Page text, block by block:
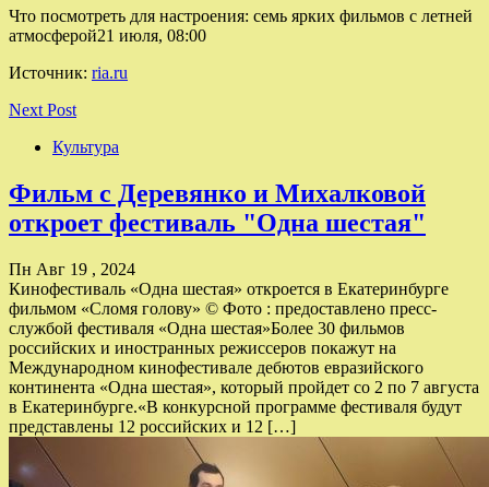
Что посмотреть для настроения: семь ярких фильмов с летней
атмосферой21 июля, 08:00
Источник: ria.ru
Next Post
Культура
Фильм с Деревянко и Михалковой
откроет фестиваль "Одна шестая"
Пн Авг 19 , 2024
Кинофестиваль «Одна шестая» откроется в Екатеринбурге
фильмом «Сломя голову» © Фото : предоставлено пресс-
службой фестиваля «Одна шестая»Более 30 фильмов
российских и иностранных режиссеров покажут на
Международном кинофестивале дебютов евразийского
континента «Одна шестая», который пройдет со 2 по 7 августа
в Екатеринбурге.«В конкурсной программе фестиваля будут
представлены 12 российских и 12 […]